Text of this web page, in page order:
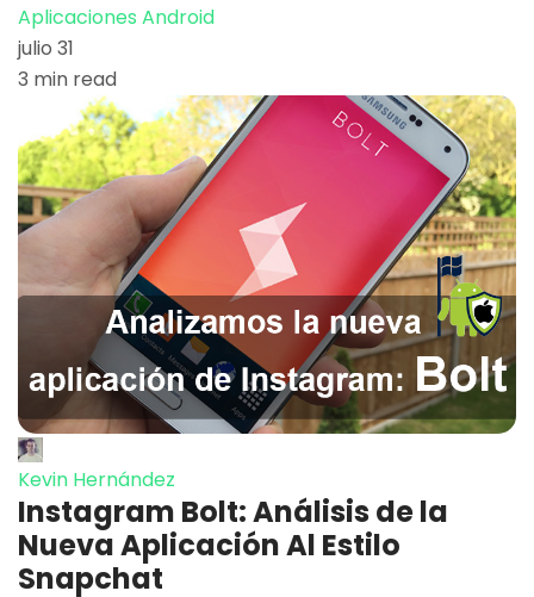
Aplicaciones Android
julio 31
3 min read
Kevin Hernández
Instagram Bolt: Análisis de la
Nueva Aplicación Al Estilo
Snapchat